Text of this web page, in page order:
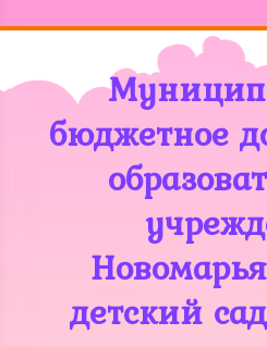
бюджетное
детский